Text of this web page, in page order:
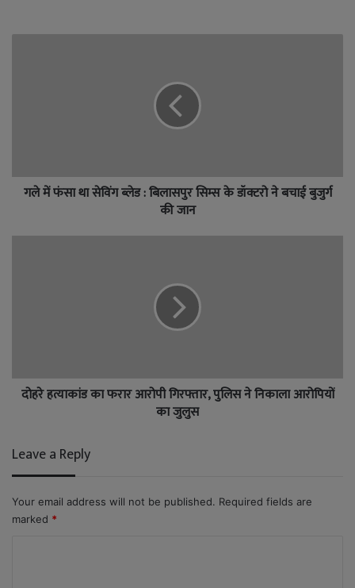
गले में फंसा था सेविंग ब्लेड : बिलासपुर सिम्स के डॉक्टरो ने बचाई बुजुर्ग
की जान
दोहरे हत्याकांड का फरार आरोपी गिरफ्तार, पुलिस ने निकाला आरोपियों
का जुलुस
Leave a Reply
Your email address will not be published. Required fields are
marked *